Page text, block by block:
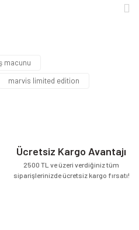
macunu
marvis limited edition
Ücretsiz Kargo Avantajı
2500 TL ve üzeri verdiğiniz tüm
siparişlerinizde ücretsiz kargo fırsatı!